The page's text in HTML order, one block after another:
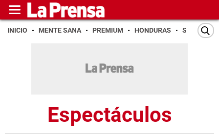
INICIO MENTE SANA PREMIUM HONDURAS SAN PEDRO
Espectáculos